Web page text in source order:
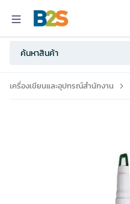
เครื่องเขียนและอุปกรณ์สำนักงาน